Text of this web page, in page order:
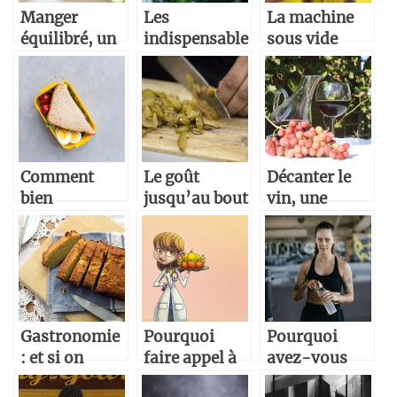
Manger
équilibré, un
défi quotidien
Les
indispensable
en cuisine.
La machine
sous vide
alimentaire,
pour des
aliments
toujours frais
Comment
bien
conserver vos
aliments ?
Le goût
jusqu’au bout
de votre
langue
Décanter le
vin, une
manière de le
rendre
meilleur
Gastronomie
: et si on
essaye des
Pourquoi
faire appel à
un
Pourquoi
avez-vous
besoin d’un